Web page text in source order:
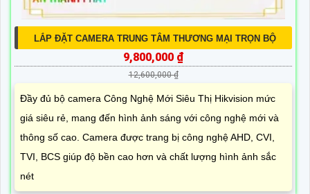
LẮP ĐẶT CAMERA TRUNG TÂM THƯƠNG MẠI TRỌN BỘ
9,800,000 ₫
12,600,000 ₫
Đầy đủ bộ camera Công Nghệ Mới Siêu Thị Hikvision mức
giá siêu rẻ, mang đến hình ảnh sáng với công nghệ mới và
thông số cao. Camera được trang bị công nghệ AHD, CVI,
TVI, BCS giúp độ bền cao hơn và chất lượng hình ảnh sắc
nét